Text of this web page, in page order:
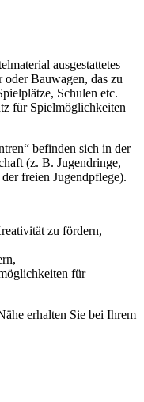
ausgestattetes
Bauwagen, das zu
Schulen etc.
für Spielmöglichkeiten
befinden sich in der
(z. B. Jugendringe,
freien Jugendpflege).
zu fördern,
für
erhalten Sie bei Ihrem